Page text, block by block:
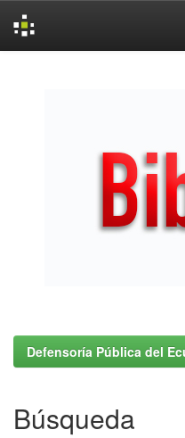
Defensoría Pública del
Búsqueda